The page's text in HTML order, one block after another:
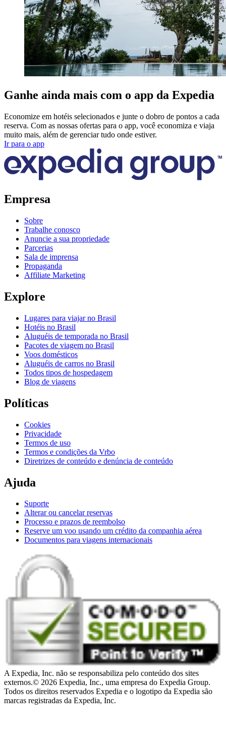
Ganhe ainda mais com o app da Expedia
Economize em hotéis selecionados e junte o dobro de pontos a cada
reserva. Com as nossas ofertas para o app, você economiza e viaja
muito mais, além de gerenciar tudo onde estiver.
Ir para o app
Empresa
Sobre
Trabalhe conosco
Anuncie a sua propriedade
Parcerias
Sala de imprensa
Propaganda
Affiliate Marketing
Explore
Lugares para viajar no Brasil
Hotéis no Brasil
Aluguéis de temporada no Brasil
Pacotes de viagem no Brasil
Voos domésticos
Aluguéis de carros no Brasil
Todos tipos de hospedagem
Blog de viagens
Políticas
Cookies
Privacidade
Termos de uso
Termos e condições da Vrbo
Diretrizes de conteúdo e denúncia de conteúdo
Ajuda
Suporte
Alterar ou cancelar reservas
Processo e prazos de reembolso
Reserve um voo usando um crédito da companhia aérea
Documentos para viagens internacionais
A Expedia, Inc. não se responsabiliza pelo conteúdo dos sites
externos.© 2026 Expedia, Inc., uma empresa do Expedia Group.
Todos os direitos reservados Expedia e o logotipo da Expedia são
marcas registradas da Expedia, Inc.